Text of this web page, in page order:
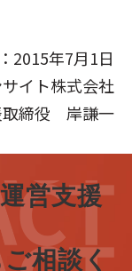
2015年7月1日
イト株式会社
取締役 岸謙一
営支援
相談く